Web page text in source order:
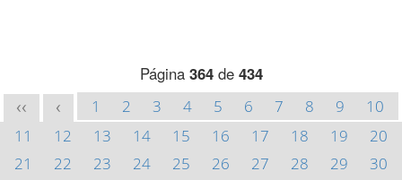
Página 364de 434
<< < 1 2 3 4 5 6 7 8 9
10
11
12 13 14 15 16 17 18 19
20
21
22 23 24 25 26 27 28 29
30